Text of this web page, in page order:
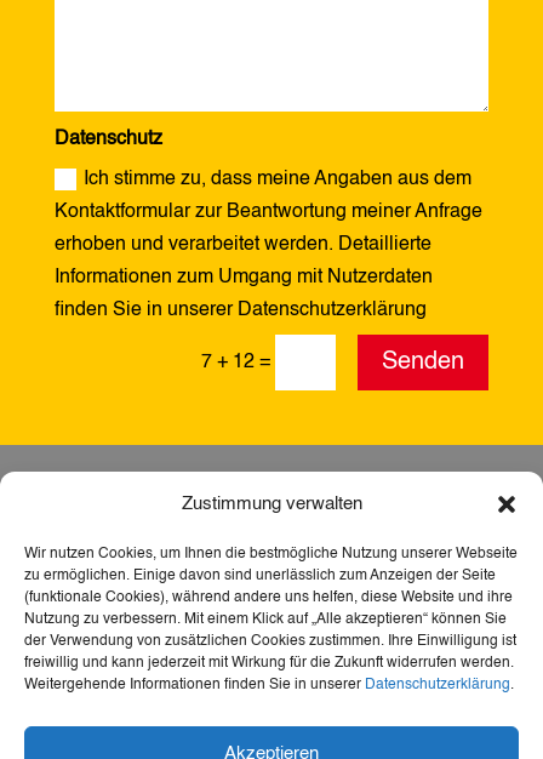
Zustimmung verwalten
Wir nutzen Cookies, um Ihnen die bestmögliche Nutzung unserer Webseite
zu ermöglichen. Einige davon sind unerlässlich zum Anzeigen der Seite
(funktionale Cookies), während andere uns helfen, diese Website und ihre
Nutzung zu verbessern. Mit einem Klick auf „Alle akzeptieren“ können Sie
der Verwendung von zusätzlichen Cookies zustimmen. Ihre Einwilligung ist
freiwillig und kann jederzeit mit Wirkung für die Zukunft widerrufen werden.
Weitergehende Informationen finden Sie in unserer Datenschutzerklärung.
Akzeptieren
Datenschutz
Ich stimme zu, dass meine Angaben aus dem
Kontaktformular zur Beantwortung meiner Anfrage
erhoben und verarbeitet werden. Detaillierte
Informationen zum Umgang mit Nutzerdaten
finden Sie in unserer Datenschutzerklärung
7 + 12 = Senden